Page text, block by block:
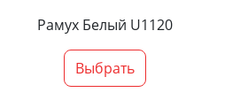
Рамух Белый U1120
Выбрать